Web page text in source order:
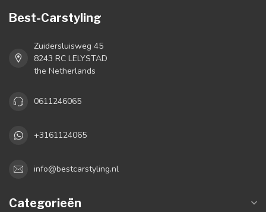
Best-Carstyling
Zuidersluisweg 45
8243 RC LELYSTAD
the Netherlands
0611246065
+3161124065
info@bestcarstyling.nl
Categorieën